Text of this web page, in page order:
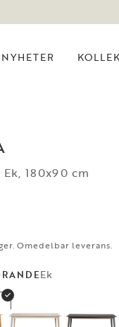
NYHETER
180x90 cm
Omedelbar leverans.
Ek